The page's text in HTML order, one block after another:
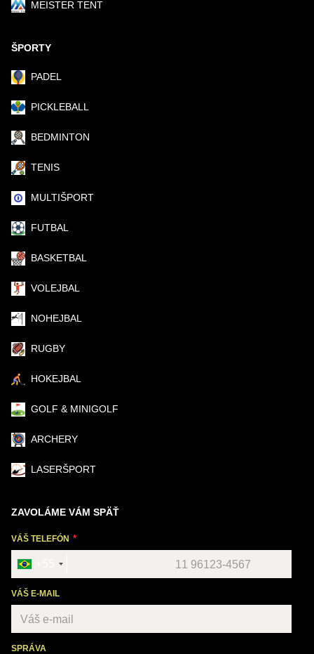
MEISTER TENT
ŠPORTY
PADEL
PICKLEBALL
BEDMINTON
TENIS
MULTIŠPORT
FUTBAL
BASKETBAL
VOLEJBAL
NOHEJBAL
RUGBY
HOKEJBAL
GOLF & MINIGOLF
ARCHERY
LASERŠPORT
ZAVOLÁME VÁM SPÄŤ
VÁŠ TELEFÓN
VÁŠ E-MAIL
SPRÁVA